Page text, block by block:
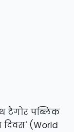
टैगोर पब्लिक
दिवस' (World